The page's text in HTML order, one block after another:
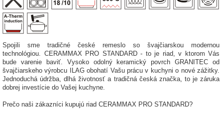
Spojili sme tradičné české remeslo so švajčiarskou modernou
technológiou. CERAMMAX PRO STANDARD - to je riad, v ktorom Vás
bude varenie baviť. Vysoko odolný keramický povrch GRANITEC od
švajčiarskeho výrobcu ILAG obohatí Vašu prácu v kuchyni o nové zážitky.
Jednoduchá údržba, dlhá životnosť a tradičná česká značka, to je záruka
dobrej investície do Vašej kuchyne.
Prečo naši zákazníci kupujú riad CERAMMAX PRO STANDARD?